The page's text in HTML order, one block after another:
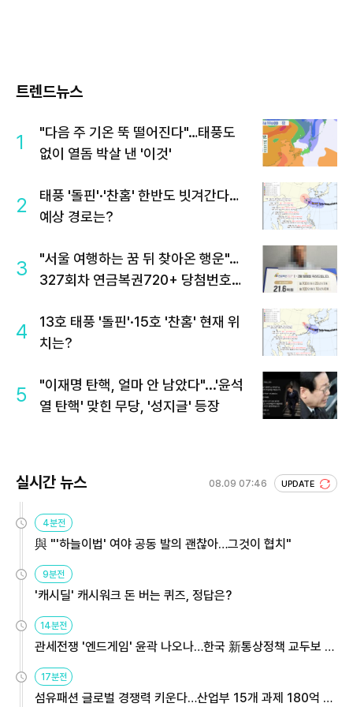
트렌드뉴스
1
"다음 주 기온 뚝 떨어진다"…태풍도
없이 열돔 박살 낸 '이것'
2
태풍 '돌핀'·'찬홈' 한반도 빗겨간다…
예상 경로는?
3
"서울 여행하는 꿈 뒤 찾아온 행운"…
327회차 연금복권720+ 당첨번호조
4
13호 태풍 '돌핀'·15호 '찬홈' 현재 위
치는?
5
"이재명 탄핵, 얼마 안 남았다"...'윤석
열 탄핵' 맞힌 무당, '성지글' 등장
실시간 뉴스 08.09 07:46 UPDATE
4분전
與 "'하늘이법' 여야 공동 발의 괜찮아…그것이 협치"
9분전
'캐시딜' 캐시워크 돈 버는 퀴즈, 정답은?
14분전
관세전쟁 '엔드게임' 윤곽 나오나…한국 新통상정책 교두보 활
용해야
17분전
섬유패션 글로벌 경쟁력 키운다…산업부 15개 과제 180억 지